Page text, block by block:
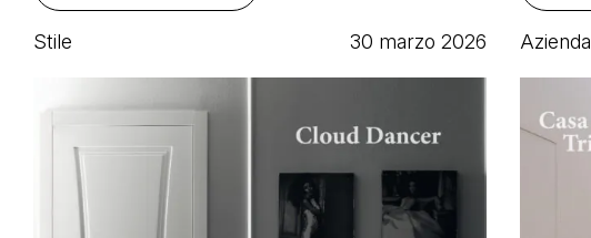
Stile 30 marzo 2026 Azienda